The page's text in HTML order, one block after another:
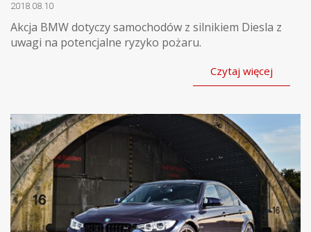
2018.08.10
Akcja BMW dotyczy samochodów z silnikiem Diesla z
uwagi na potencjalne ryzyko pożaru.
Czytaj więcej